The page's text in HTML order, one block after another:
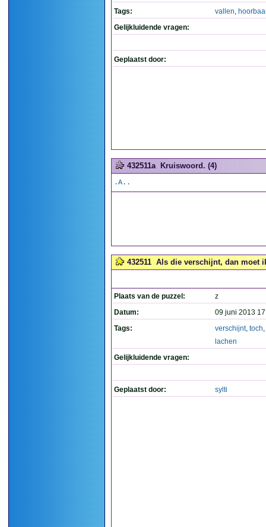
Tags:
vallen,
Gelijkluidende vragen:
Geplaatst door:
432511a Kruiswoord. (4)
.A..
432511 Als die verschijnt, dan moet
Plaats van de puzzel:
z
Datum:
09 juni 2013
Tags:
verschijnt, toch,
lachen
Gelijkluidende vragen:
Geplaatst door: sylti